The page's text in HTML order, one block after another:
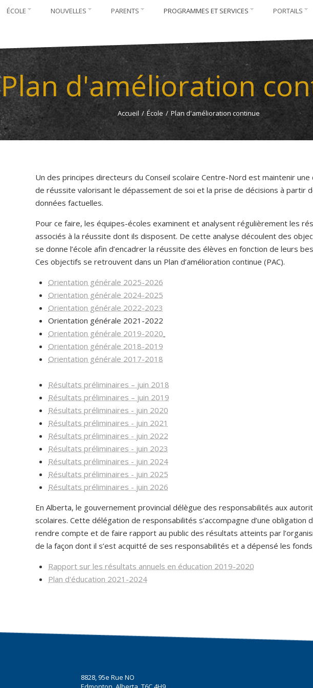
ÉCOLE NOUVELLES PARENTS PROGRAMMES ET SERVICES PORTAILS
Plan d'amélioration
Accueil / École / Plan d'amélioration continue
Un des principes directeurs du Conseil scolaire Centre-Nord est maintenir une
de réussite valorisant le dépassement de soi et la prise de décisions à partir
données factuelles.
Pour ce faire, les équipes-écoles examinent et analysent régulièrement les
associés à la réussite dont ils disposent. De cette analyse découlent des
se donne l’école afin d’encadrer la réussite des élèves en fonction de leurs
Ces objectifs se retrouvent dans un Plan d’amélioration continue (PAC).
Orientation générale 2025-2026
Orientation générale 2024-2025
Orientation générale 2022-2023
Orientation générale 2021-2022
Orientation générale 2019-2020
Orientation générale 2018-2019
Orientation générale 2017-2018
Résultats préliminaires – juin 2018
Résultats préliminaires – juin 2019
Résultats préliminaires - juin 2020
Résultats préliminaires - juin 2021
Résultats préliminaires - juin 2022
Résultats préliminaires - juin 2023
Résultats préliminaires - juin 2024
Résultats préliminaires - juin 2025
Résultats préliminaires - juin 2026
En Alberta, le gouvernement provincial délègue des responsabilités aux
scolaires. Cette délégation de responsabilités s’accompagne d’une obligation
rendre compte et de faire rapport au public des résultats atteints par
de la façon dont il s’est acquitté de ses responsabilités et a dépensé les fonds
Rapport sur les résultats annuels en éducation 2019-2020
Plan d'éducation 2021-2024
8828, 95e Rue NO